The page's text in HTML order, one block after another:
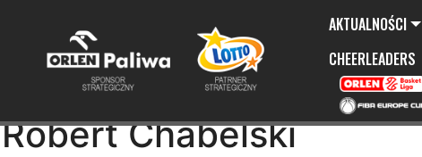
AKTUALNOŚCI
CHEERLEADERS
Robert Chabelski